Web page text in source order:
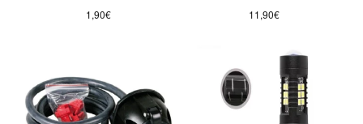
1,90€ 11,90€